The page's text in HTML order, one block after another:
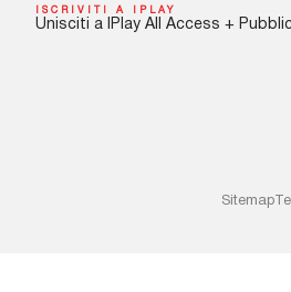
ISCRIVITI A IPLAY
Unisciti a IPlay All Access +
Sitemap